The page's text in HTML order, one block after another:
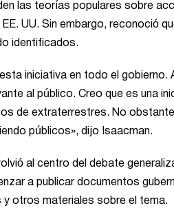
las teorías populares sobre
UU. Sin embargo, reconoció
identificados.
iniciativa en todo el gobierno.
al público. Creo que es una
de extraterrestres. No
públicos», dijo Isaacman.
al centro del debate
a publicar documentos
otros materiales sobre el tema.